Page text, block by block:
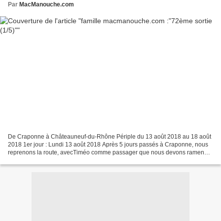
Par MacManouche.com
De Craponne à Châteauneuf-du-Rhône Périple du 13 août 2018 au 18 août
2018 1er jour : Lundi 13 août 2018 Après 5 jours passés à Craponne, nous
reprenons la route, avecTiméo comme passager que nous devons ramener